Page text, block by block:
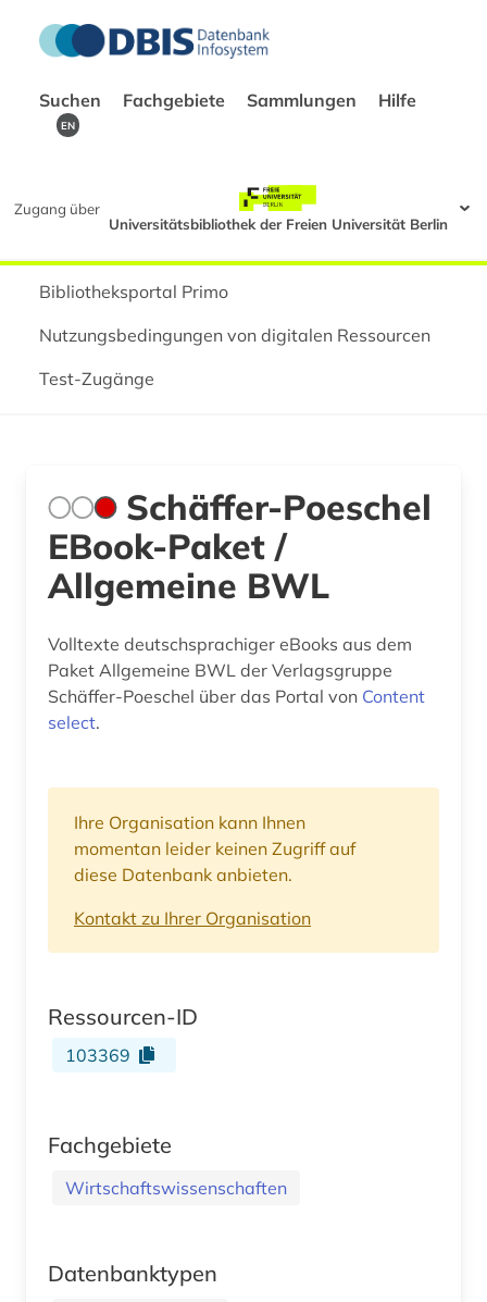
Suchen Fachgebiete Sammlungen Hilfe
EN
Zugang über
Universitätsbibliothek der Freien Universität Berlin
Bibliotheksportal Primo
Nutzungsbedingungen von digitalen Ressourcen
Test-Zugänge
Schäffer-Poeschel
EBook-Paket /
Allgemeine BWL
Volltexte deutschsprachiger eBooks aus dem
Paket Allgemeine BWL der Verlagsgruppe
Schäffer-Poeschel über das Portal von Content
select.
Ihre Organisation kann Ihnen
momentan leider keinen Zugriff auf
diese Datenbank anbieten.
Kontakt zu Ihrer Organisation
Ressourcen-ID
103369
Fachgebiete
Wirtschaftswissenschaften
Datenbanktypen